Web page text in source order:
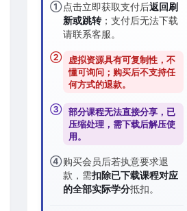
①点击立即获取支付后返回刷
新或跳转；支付后无法下载
请联系客服。
②
虚拟资源具有可复制性，不
懂可询问；购买后不支持任
何方式的退款。
③ 部分课程无法直接分享，已
压缩处理，需下载后解压使
用。
④购买会员后若执意要求退
款，需扣除已下载课程对应
的全部实际学分抵扣。